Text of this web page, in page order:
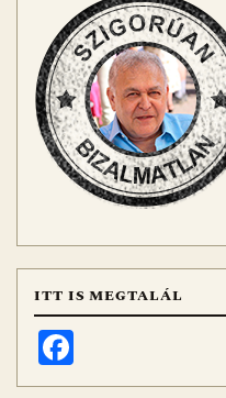
ITT IS MEGTALÁL